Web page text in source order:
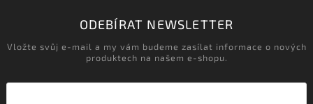
ODEBÍRAT NEWSLETTER
Vložte svůj e-mail a my vám budeme zasílat informace o nových
produktech na našem e-shopu.